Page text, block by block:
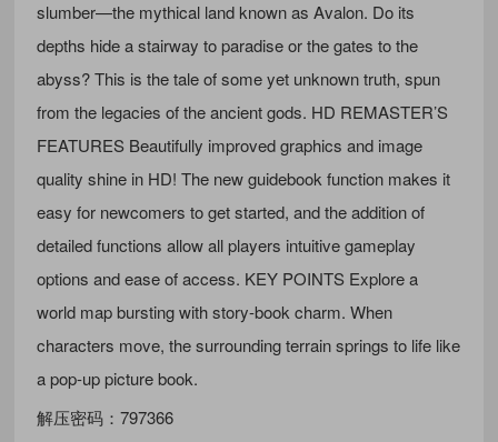
slumber—the mythical land known as Avalon. Do its
depths hide a stairway to paradise or the gates to the
abyss? This is the tale of some yet unknown truth, spun
from the legacies of the ancient gods. HD REMASTER’S
FEATURES Beautifully improved graphics and image
quality shine in HD! The new guidebook function makes it
easy for newcomers to get started, and the addition of
detailed functions allow all players intuitive gameplay
options and ease of access. KEY POINTS Explore a
world map bursting with story-book charm. When
characters move, the surrounding terrain springs to life like
a pop-up picture book.
解压密码：797366